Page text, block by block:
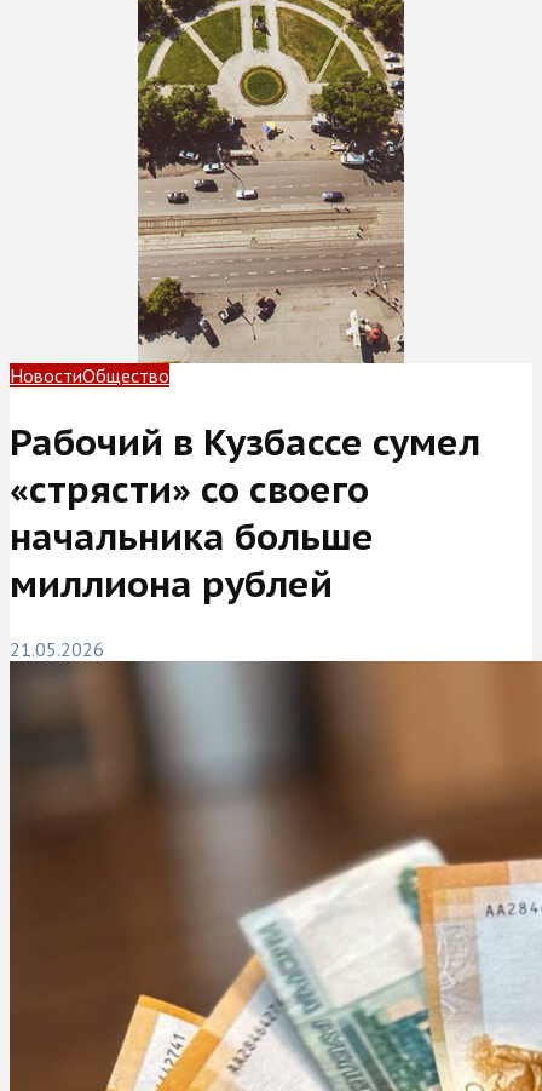
НовостиОбщество
Рабочий в Кузбассе сумел
«стрясти» со своего
начальника больше
миллиона рублей
21.05.2026